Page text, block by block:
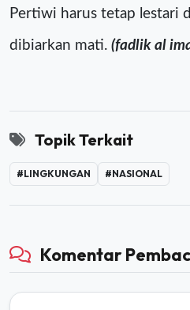
Pertiwi harus tetap lestari
dibiarkan mati. (fadlik al
Topik Terkait
#LINGKUNGAN #NASIONAL
Komentar